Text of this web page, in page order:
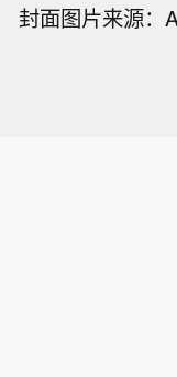
封面图片来源：